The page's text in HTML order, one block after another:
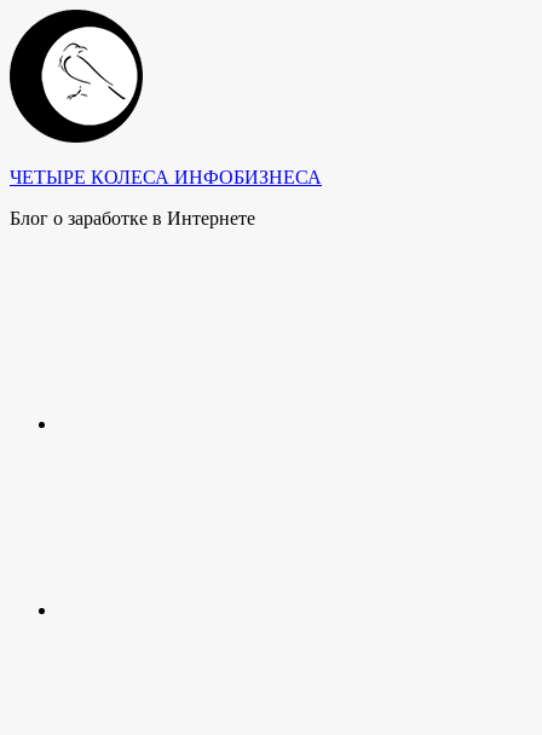
Перейти
к
содержимому
ЧЕТЫРЕ КОЛЕСА ИНФОБИЗНЕСА
Блог о заработке в Интернете